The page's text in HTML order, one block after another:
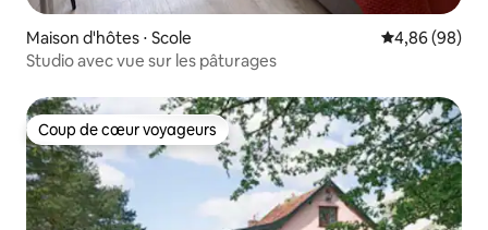
Maison d'hôtes ⋅ Scole Évaluation
4,86 (98)
Studio avec vue sur les pâturages
Coup de cœur voyageurs
Coup de cœur voyageurs